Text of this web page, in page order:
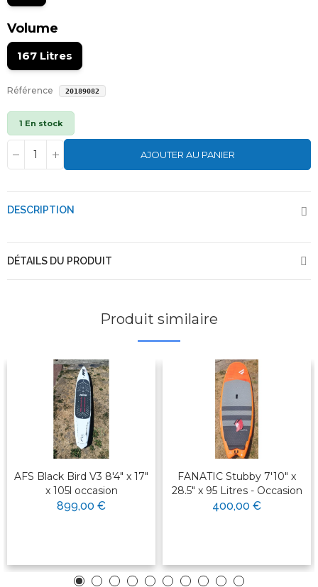
Volume
167 Litres
Référence 20189082
1 En stock
AJOUTER AU PANIER
DESCRIPTION
DÉTAILS DU PRODUIT
Produit similaire
AFS Black Bird V3 8'4" x 17"
x 105l occasion
899,00 €
FANATIC Stubby 7'10" x
28.5" x 95 Litres - Occasion
400,00 €